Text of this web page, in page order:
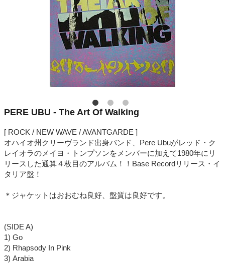
PERE UBU - The Art Of Walking
[ ROCK / NEW WAVE / AVANTGARDE ]
オハイオ州クリーヴランド出身バンド、Pere Ubuがレッド・ク
レイオラのメイヨ・トンプソンをメンバーに加えて1980年にリ
リースした通算４枚目のアルバム！！Base Recordリリース・イ
タリア盤！
＊ジャケットはおおむね良好、盤質は良好です。
(SIDE A)
1) Go
2) Rhapsody In Pink
3) Arabia